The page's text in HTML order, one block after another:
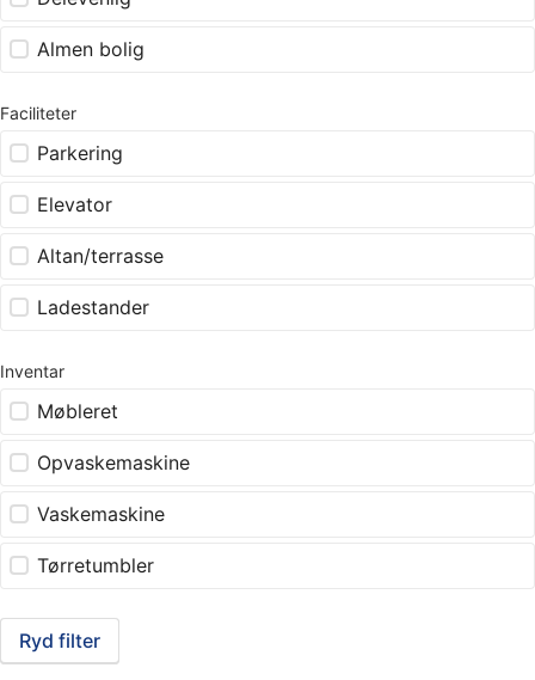
Almen bolig
Faciliteter
Parkering
Elevator
Altan/terrasse
Ladestander
Inventar
Møbleret
Opvaskemaskine
Vaskemaskine
Tørretumbler
Ryd filter